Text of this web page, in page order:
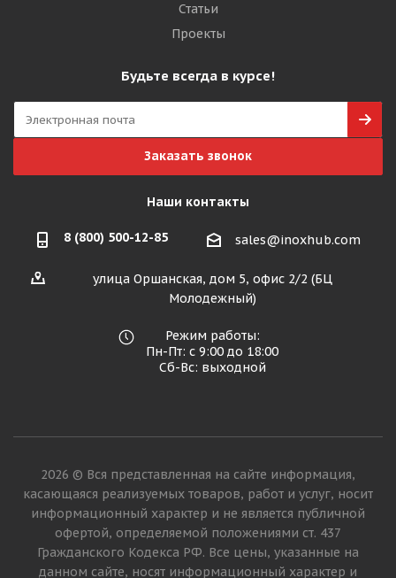
Статьи
Проекты
Будьте всегда в курсе!
Заказать звонок
Наши контакты
8 (800) 500-12-85 sales@inoxhub.com
улица Оршанская, дом 5, офис 2/2 (БЦ
Молодежный)
Режим работы:
Пн-Пт: с 9:00 до 18:00
Сб-Вс: выходной
2026 © Вся представленная на сайте информация,
касающаяся реализуемых товаров, работ и услуг, носит
информационный характер и не является публичной
офертой, определяемой положениями ст. 437
Гражданского Кодекса РФ. Все цены, указанные на
данном сайте, носят информационный характер и